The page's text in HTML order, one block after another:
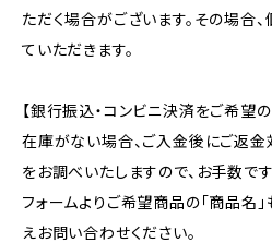
ただく場合がございます。その場合
ていただきます。
【銀行振込・コンビニ決済をご希望
在庫がない場合、ご入金後にご返金
をお調べいたしますので、お手数で
フォームよりご希望商品の「商品名」
えお問い合わせください。